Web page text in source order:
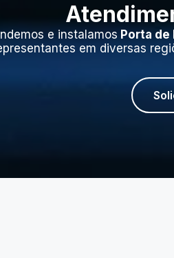
e instalamos Porta
em diversas